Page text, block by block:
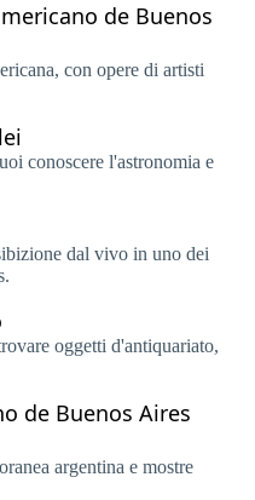
de Buenos
con opere di artisti
conoscere l'astronomia e
dal vivo in uno dei
oggetti d'antiquariato,
de Buenos Aires
argentina e mostre